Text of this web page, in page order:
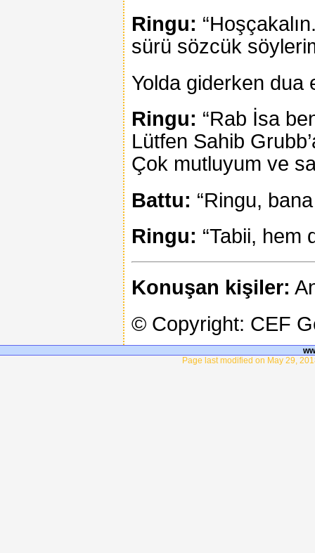
Ringu:
sürü sözcük
Yolda giderken dua
Ringu: “Rab İsa
Lütfen Sahib
Çok mutluyum ve
Battu: “Ringu, bana
Ringu: “Tabii, hem
Konuşan kişiler:
© Copyright: CEF
Page last modified on May 29,